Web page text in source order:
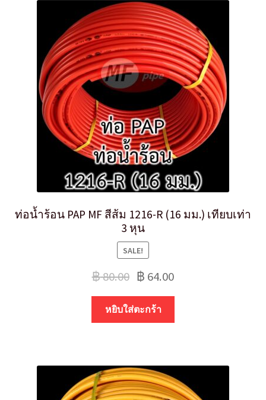
ท่อน้ำร้อน PAP MF สีส้ม 1216-R (16 มม.) เทียบเท่า
3 หุน
SALE!
฿80.00 ฿ 64.00
หยิบใส่ตะกร้า